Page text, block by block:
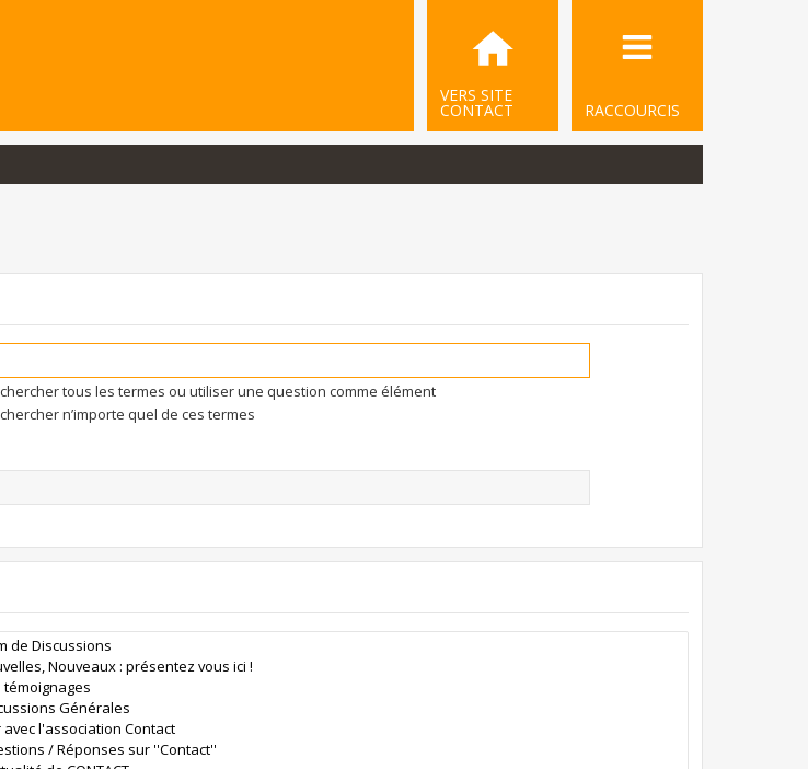
RACCOURCIS
VERS SITE
CONTACT
tous les termes ou utiliser une question comme élément
n’importe quel de ces termes